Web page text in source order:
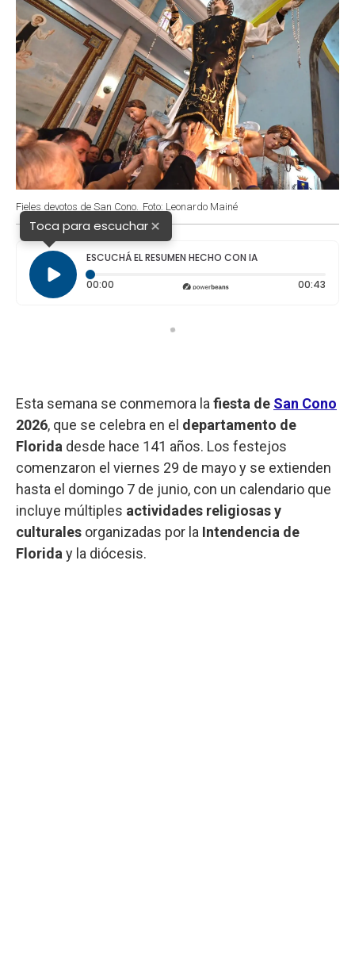
Fieles devotos de San Cono. Foto: Leonardo Mainé
Toca para escuchar×
ESCUCHÁ EL RESUMEN HECHO CON IA
00:00 Tiempo transcurrido: 0 segundos 00:43
Esta semana se conmemora la fiesta de San Cono
2026, que se celebra en el departamento de
Florida desde hace 141 años. Los festejos
comenzaron el viernes 29 de mayo y se extienden
hasta el domingo 7 de junio, con un calendario que
incluye múltiples actividades religiosas y
culturales organizadas por la Intendencia de
Florida y la diócesis.